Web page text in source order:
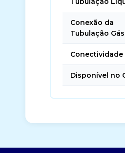
Conexão da
Tubulação Gás
Conectividade
Disponível no